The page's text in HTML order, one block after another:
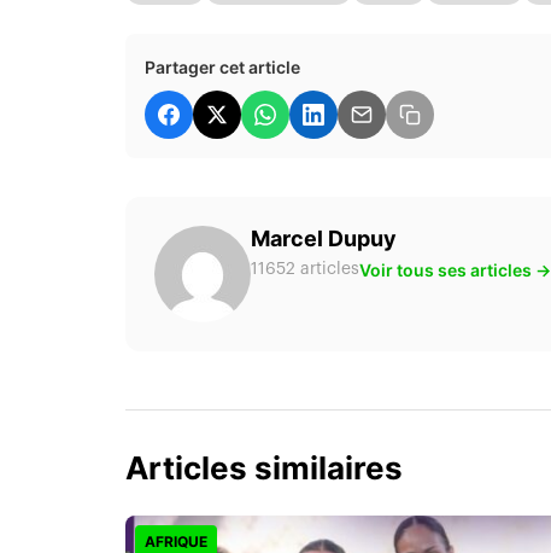
Partager cet article
Marcel Dupuy
11652 articlesVoir tous ses articles →
Articles similaires
AFRIQUE